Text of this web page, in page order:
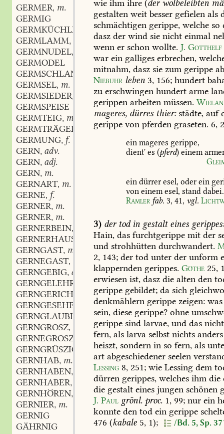
GERMER, m.
GERMIG
GERMKÜCHLEIN
n.
GERMLAMM,
GERMNUDEL,
GERMODEL
GERMSCHLANKEL
,m.
GERMSEL, m.
GERMSIEDER,
GERMSPEISE
GERMTEIG, m.
GERMTRÄGER
GERMUNG, f.
GERN, adv.
GERN, adj.
GERN, m.
GERNART, m.
GERNE, f.
GERNER, m.
GERNER, m.
GERNERBEIN,
GERNERHAUS
GERNGAST, m.
GERNEGAST,
GERNGEBIG, adj.
GERNGELEHRTE
m.
GERNGERICHT
GERNGESEHEN
GERNGLAUBIG
GERNGROSZ,
GERNEGROSZ
GERNGRÜSZIG
GERNHAB, m.
GERNHABEN,
GERNHABER,
GERNHÖREN,
GERNIER, m.
GERNIG
GÄHRNIG
wie ihm ihre (derwolbeleibten
gestalten weit besser gefielen als
schmächtigen gerippe, welche so
dasz der wind sie nicht einmal
wenn er schon wollte. J. Gotthelf
war ein galliges erbrechen,
mitnahm, dasz sie zum gerippe
Niebuhr leben 3, 156; hundert
zu erschwingen hundert arme
gerippen arbeiten müssen.
mageres, dürres thier:städte, auf
gerippe von pferden graseten. 6,
ein mageres gerippe,
dient' es (pferd) einem
ein dürrer esel, oder ein
von einem esel, stand dabei.
Ramler fab. 3, 41 , vgl.
3) dertodin gestalteines
Hain, das furchtgerippe mit der
und strohhütten durchwandert.
2, 143; der tod unter der unform
klappernden gerippes. Göthe 25,
erwiesen ist, dasz die alten den
gerippe gebildet; da sich
denkmählern gerippe zeigen: was
sein, diese gerippe? ohne
gerippe sind larvae, und das nicht
fern, als larva selbst nichts anders
heiszt, sondern in so fern, als
art abgeschiedener seelen
Lessing 8, 251; wie Lessing dem
dürren gerippes, welches ihm die
die gestalt eines jungen schönen
J. Paul grönl. proc. 1, 99; nur ein
konnte den tod ein gerippe
476 (kabale 5, 1); /Bd. 5, Sp.